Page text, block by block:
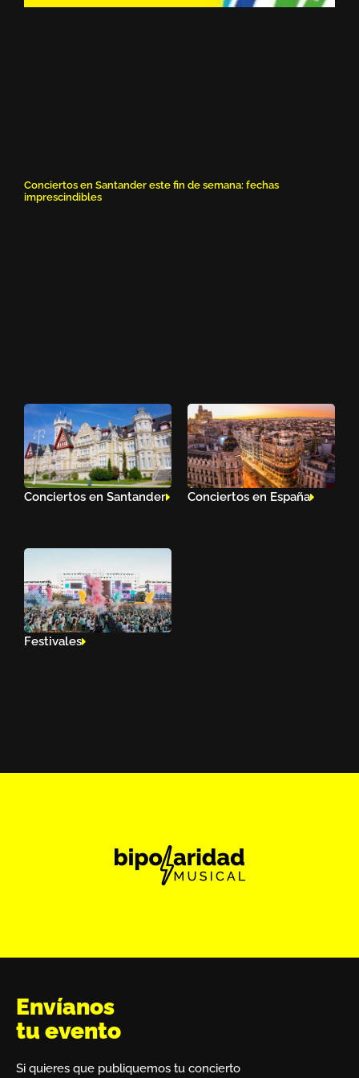
Conciertos en Santander este fin de semana: fechas
imprescindibles
Conciertos en Santander Conciertos en España
Festivales
Envíanos
tu evento
Si quieres que publiquemos tu concierto